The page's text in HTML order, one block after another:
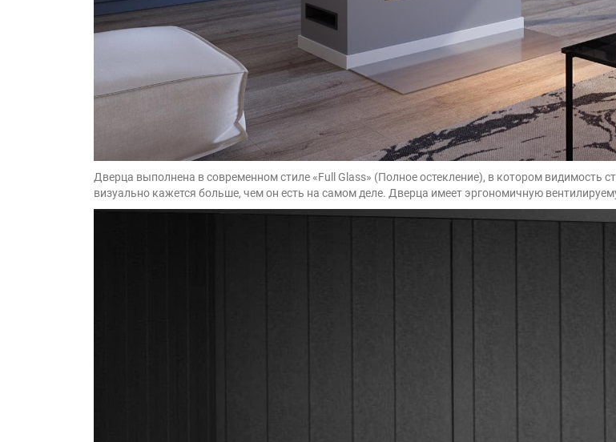
Дверца выполнена в современном стиле «Full Glass» (Полное остекление), в котором
визуально кажется больше, чем он есть на самом деле. Дверца имеет эргономичную